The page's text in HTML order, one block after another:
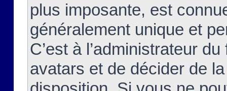
plus imposante, est
généralement unique et
C’est à l’administrateur
avatars et de décider de